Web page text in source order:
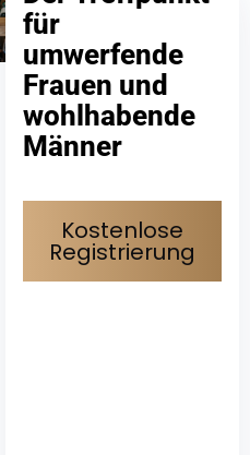
für
umwerfende
Frauen und
wohlhabende
Männer
Kostenlose
Registrierung